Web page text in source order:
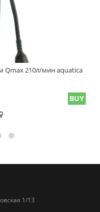
Qmax 210л/мин aquatica
BUY
1/13